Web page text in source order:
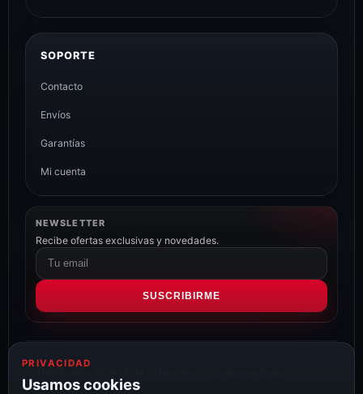
SOPORTE
Contacto
Envíos
Garantías
Mi cuenta
NEWSLETTER
Recibe ofertas exclusivas y novedades.
Correo
electrónico
SUSCRIBIRME
PRIVACIDAD
Usamos cookies